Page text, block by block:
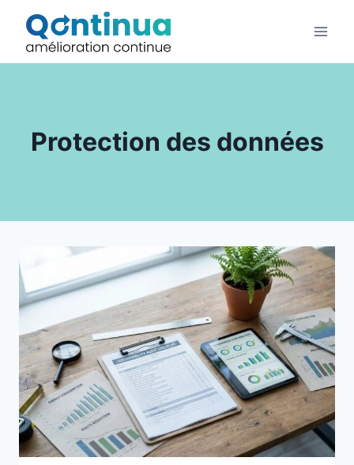
contenu
Protection des données